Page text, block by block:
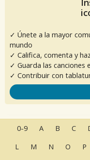
✓ Únete a la mayor
mundo
✓ Califica, comenta y
✓ Guarda las canciones
✓ Contribuir con
0-9 A B C
L
M N O P